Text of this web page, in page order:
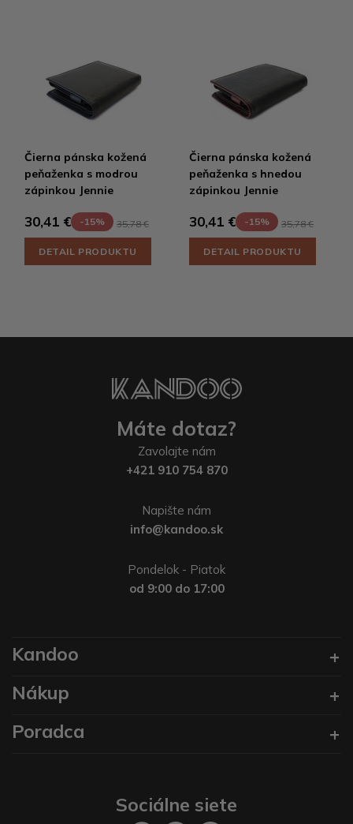
Čierna pánska kožená
peňaženka s modrou
zápinkou Jennie
30,41 € -15% 35,78 €
DETAIL PRODUKTU
Čierna pánska kožená
peňaženka s hnedou
zápinkou Jennie
30,41 € -15% 35,78 €
DETAIL PRODUKTU
Máte dotaz?
Zavolajte nám
+421 910 754 870
Napište nám
info@kandoo.sk
Pondelok - Piatok
od 9:00 do 17:00
Kandoo
Nákup
Poradca
Sociálne siete